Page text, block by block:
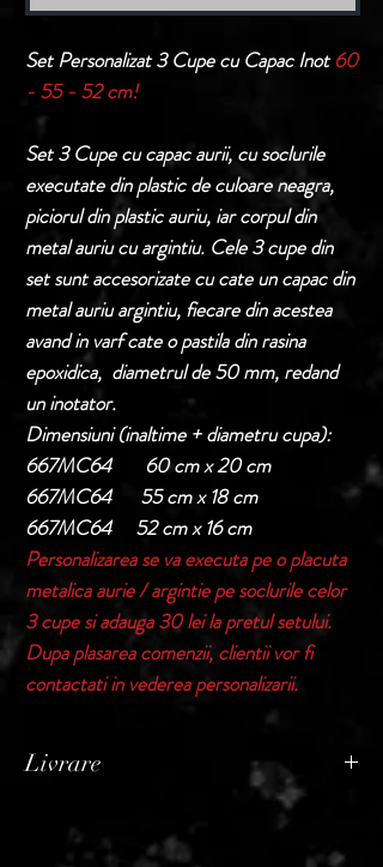
Set Personalizat 3 Cupe cu Capac Inot 60
- 55 - 52 cm!
Set 3 Cupe cu capac aurii, cu soclurile
executate din plastic de culoare neagra,
piciorul din plastic auriu, iar corpul din
metal auriu cu argintiu. Cele 3 cupe din
set sunt accesorizate cu cate un capac din
metal auriu argintiu, fiecare din acestea
avand in varf cate o pastila din rasina
epoxidica, diametrul de 50 mm, redand
un inotator.
Dimensiuni (inaltime + diametru cupa):
667MC64 60 cm x 20 cm
667MC64 55 cm x 18 cm
667MC64 52 cm x 16 cm
Personalizarea se va executa pe o placuta
metalica aurie / argintie pe soclurile celor
3 cupe si adauga 30 lei la pretul setului.
Dupa plasarea comenzii, clientii vor fi
contactati in vederea personalizarii.
Livrare
Termen de livrare: 1 - 2 zile lucratoare, din
momentul confirmarii comenzii de catre